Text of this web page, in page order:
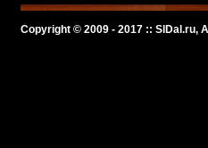
Copyright © 2009 - 2017 :: SlDal.ru,